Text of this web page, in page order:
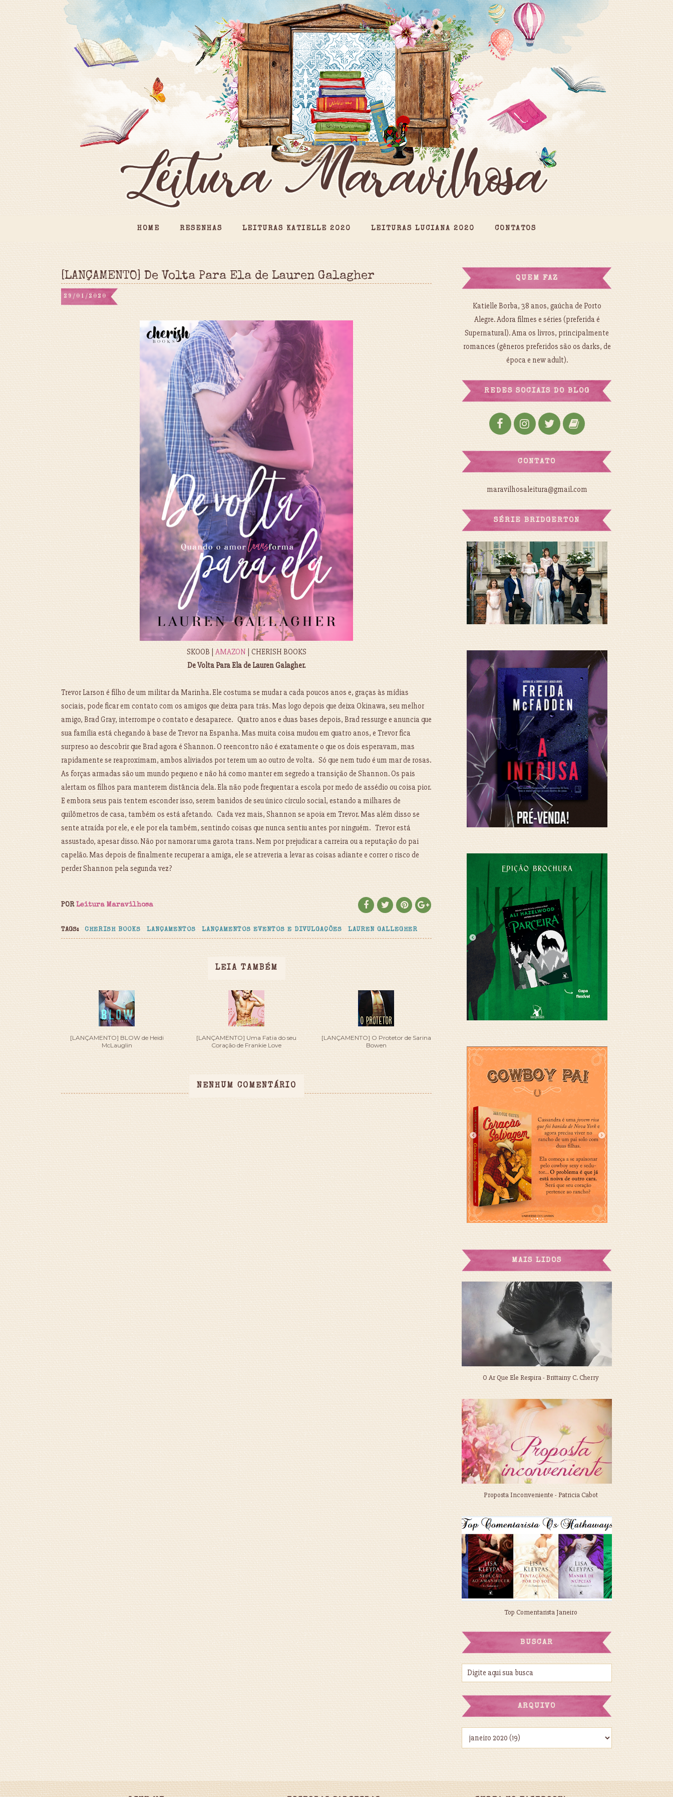
HOME RESENHAS LEITURAS KATIELLE 2020 LEITURAS LUCIANA 2020 CONTATOS
[LANÇAMENTO] De Volta Para Ela de Lauren Galagher
29/01/2020
SKOOB |AMAZON| CHERISH BOOKS
De Volta Para Ela de Lauren Galagher.
Trevor Larson é filho de um militar da Marinha. Ele costuma se mudar a cada poucos anos e, graças às mídias
sociais, pode ficar em contato com os amigos que deixa para trás. Mas logo depois que deixa Okinawa, seu melhor
amigo, Brad Gray, interrompe o contato e desaparece. Quatro anos e duas bases depois, Brad ressurge e anuncia que
sua família está chegando à base de Trevor na Espanha. Mas muita coisa mudou em quatro anos, e Trevor fica
surpreso ao descobrir que Brad agora é Shannon. O reencontro não é exatamente o que os dois esperavam, mas
rapidamente se reaproximam, ambos aliviados por terem um ao outro de volta. Só que nem tudo é um mar de rosas.
As forças armadas são um mundo pequeno e não há como manter em segredo a transição de Shannon. Os pais
alertam os filhos para manterem distância dela. Ela não pode frequentar a escola por medo de assédio ou coisa pior.
E embora seus pais tentem esconder isso, serem banidos de seu único círculo social, estando a milhares de
quilômetros de casa, também os está afetando. Cada vez mais, Shannon se apoia em Trevor. Mas além disso se
sente atraída por ele, e ele por ela também, sentindo coisas que nunca sentiu antes por ninguém. Trevor está
assustado, apesar disso. Não por namorar uma garota trans. Nem por prejudicar a carreira ou a reputação do pai
capelão. Mas depois de finalmente recuperar a amiga, ele se atreveria a levar as coisas adiante e correr o risco de
perder Shannon pela segunda vez?
PORLeitura Maravilhosa
TAGS: CHERISH BOOKS LANÇAMENTOS LANÇAMENTOS EVENTOS E DIVULGAÇÕES LAUREN GALLEGHER
LEIA TAMBÉM
[LANÇAMENTO] BLOW de Heidi
McLauglin
[LANÇAMENTO] Uma Fatia do seu
Coração de Frankie Love
[LANÇAMENTO] O Protetor de Sarina
Bowen
NENHUM COMENTÁRIO
QUEM FAZ
Katielle Borba, 38 anos, gaúcha de Porto
Alegre. Adora filmes e séries (preferida é
Supernatural). Ama os livros, principalmente
romances (gêneros preferidos são os darks, de
época e new adult).
REDES SOCIAIS DO BLOG
CONTATO
maravilhosaleitura@gmail.com
SÉRIE BRIDGERTON
MAIS LIDOS
O Ar Que Ele Respira - Brittainy C. Cherry
Proposta Inconveniente - Patricia Cabot
Top Comentarista Janeiro
BUSCAR
ARQUIVO